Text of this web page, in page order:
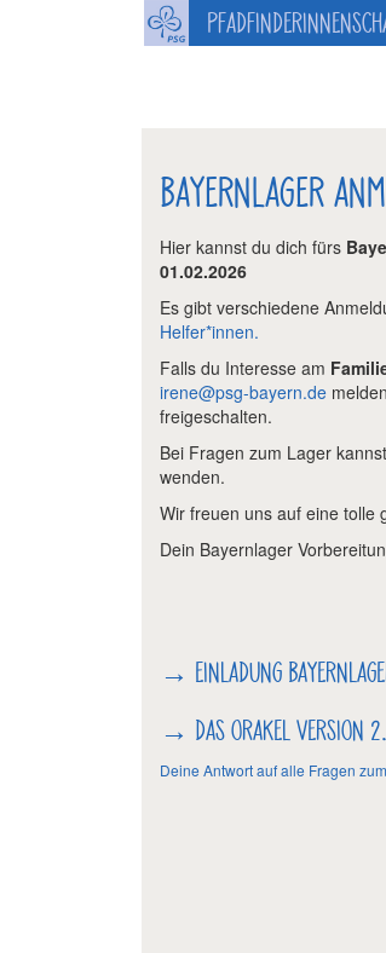
BAYERNLAGER
Hier kannst du dich fürs
01.02.2026
Es gibt verschiedene
Helfer*innen.
Falls du Interesse am
irene@psg-bayern.de
freigeschalten.
Bei Fragen zum Lager
wenden.
Wir freuen uns auf eine tolle
Dein Bayernlager
→ EINLADUNG
→ DAS ORAKEL VERSION
Deine Antwort auf alle Fragen